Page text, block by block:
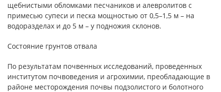
щебнистыми обломками песчаников и алевролитов с
примесью супеси и песка мощностью от 0,5–1,5 м – на
водоразделах и до 5 м – у подножия склонов.
Состояние грунтов отвала
По результатам почвенных исследований, проведенных
институтом почвоведения и агрохимии, преобладающие в
районе месторождения почвы подзолистого и болотного